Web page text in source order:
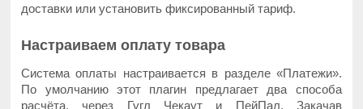
доставки или установить фиксированный тариф.
Настраиваем оплату товара
Система оплаты настраивается в разделе «Платежи».
По умолчанию этот плагин предлагает два способа
расчёта, через Гугл Чекаут и ПейПал. Закачав